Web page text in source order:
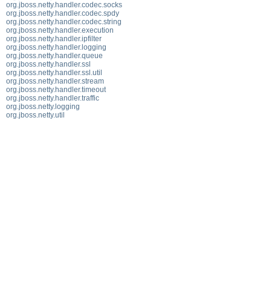
org.jboss.netty.handler.codec.socks
org.jboss.netty.handler.codec.spdy
org.jboss.netty.handler.codec.string
org.jboss.netty.handler.execution
org.jboss.netty.handler.ipfilter
org.jboss.netty.handler.logging
org.jboss.netty.handler.queue
org.jboss.netty.handler.ssl
org.jboss.netty.handler.ssl.util
org.jboss.netty.handler.stream
org.jboss.netty.handler.timeout
org.jboss.netty.handler.traffic
org.jboss.netty.logging
org.jboss.netty.util